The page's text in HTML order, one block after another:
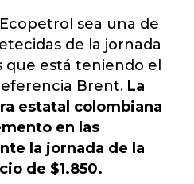
sea una de
de la jornada
está teniendo el
Brent. La
estatal colombiana
en las
la jornada de la
de $1.850.